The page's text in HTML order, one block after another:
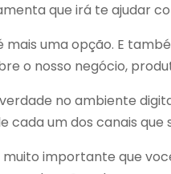
que irá te ajudar
uma opção. E
o nosso negócio,
no ambiente
cada um dos canais que
muito importante que